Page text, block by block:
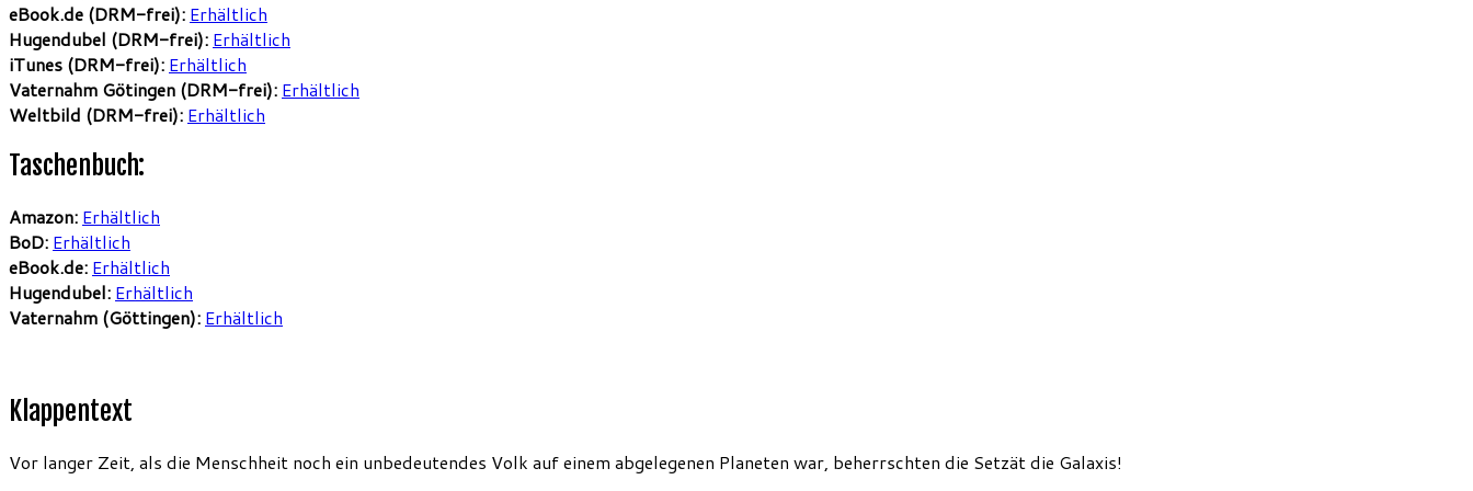
eBook.de (DRM-frei): Erhältlich
Hugendubel (DRM-frei): Erhältlich
iTunes (DRM-frei): Erhältlich
Vaternahm Götingen (DRM-frei): Erhältlich
Weltbild (DRM-frei): Erhältlich
Taschenbuch:
Amazon: Erhältlich
BoD: Erhältlich
eBook.de: Erhältlich
Hugendubel: Erhältlich
Vaternahm (Göttingen): Erhältlich
Klappentext
Vor langer Zeit, als die Menschheit noch ein unbedeutendes Volk auf einem abgelegenen Planeten war, beherrschten die Setzät die Galaxis!